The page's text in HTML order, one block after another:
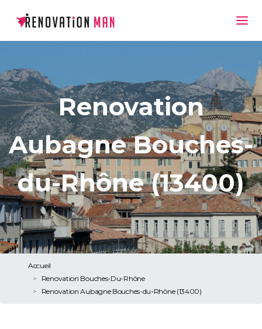
Renovation
Aubagne Bouches-
du-Rhône (13400)
Accueil
Renovation Bouches-Du-Rhône
Renovation Aubagne Bouches-du-Rhône (13400)